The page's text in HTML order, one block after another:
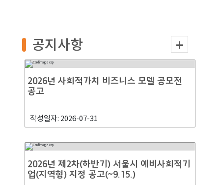
학교 밖 청소년 진로동행 프로젝트 타일아티
스트 교육생 모집
교육기간: 2026-05-08 ~ 2026-06-05
접수기간: 2026-04-15 ~ 2026-04-30
적기업 창업지원사업 사업설명회(4/10,
교육기간: 2026-04-10 ~ 2026-04-13
접수기간: 2026-04-08 ~ 2026-04-12
공지사항
2026년 사회적가치 비즈니스 모델 공모전
공고
작성일자: 2026-07-31
2026년 제2차(하반기) 서울시 예비사회적기
업(지역형) 지정 공고(~9.15.)